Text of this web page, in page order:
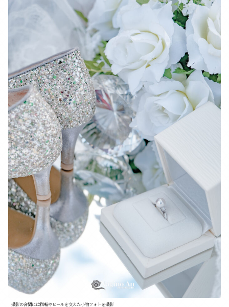
撮影の合間には指輪やヒールを交えた小物フォトを撮影